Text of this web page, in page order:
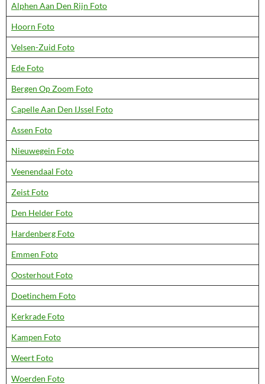
Alphen Aan Den Rijn Foto
Hoorn Foto
Velsen-Zuid Foto
Ede Foto
Bergen Op Zoom Foto
Capelle Aan Den IJssel Foto
Assen Foto
Nieuwegein Foto
Veenendaal Foto
Zeist Foto
Den Helder Foto
Hardenberg Foto
Emmen Foto
Oosterhout Foto
Doetinchem Foto
Kerkrade Foto
Kampen Foto
Weert Foto
Woerden Foto